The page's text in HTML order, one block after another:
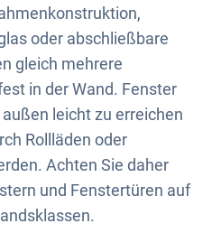
oder abschließbare
gleich mehrere
in der Wand. Fenster
leicht zu erreichen
Rollläden oder
Achten Sie daher
und Fenstertüren auf